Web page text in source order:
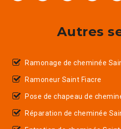
Autres
Ramonage de cheminée
Ramoneur Saint Fiacre
Pose de chapeau de
Réparation de cheminée